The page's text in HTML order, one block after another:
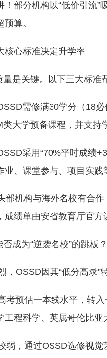
部分机构以“低价引流”
算。
核心标准决定升学率
是关键。以下三大标准
需修满30学分（18
大学预备课程，并支持
采用“70%平时成绩
、课堂参与、项目实践
部机构与海外名校有合
绩单由安省教育厅官方
成为“逆袭名校”的跳板？
，OSSD因其“低分高录”
考预估一本线水平，转
程科学、英属哥伦比亚
弱，通过OSSD选修视